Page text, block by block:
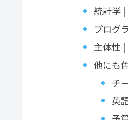
統計学
プログ
主体性
他にも
チ
英